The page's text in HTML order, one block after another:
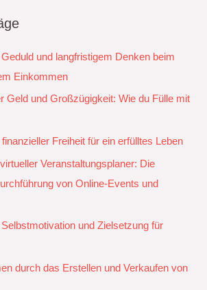
und langfristigem Denken beim
Einkommen
Geld und Großzügigkeit: Wie du Fülle mit
Freiheit für ein erfülltes Leben
Veranstaltungsplaner: Die
von Online-Events und
und Zielsetzung für
durch das Erstellen und Verkaufen von